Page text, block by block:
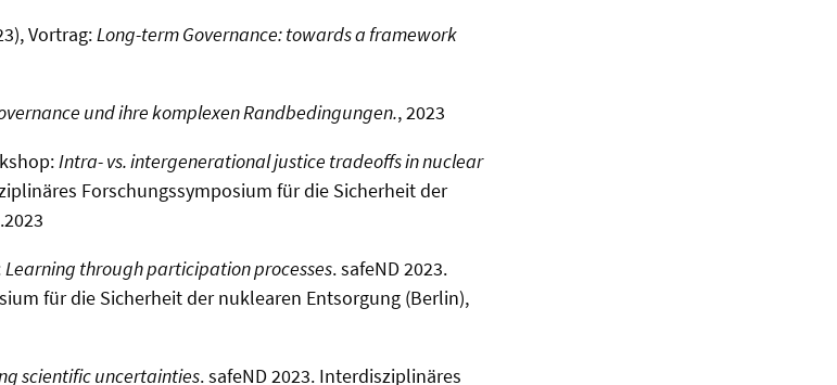
Vortrag:Long-term Governance: towards a framework
und ihre komplexen Randbedingungen., 2023
Intra- vs. intergenerational justice tradeoffs in nuclear
Forschungssymposium für die Sicherheit der
Learning through participation processes. safeND 2023.
für die Sicherheit der nuklearen Entsorgung (Berlin),
scientific uncertainties. safeND 2023. Interdisziplinäres